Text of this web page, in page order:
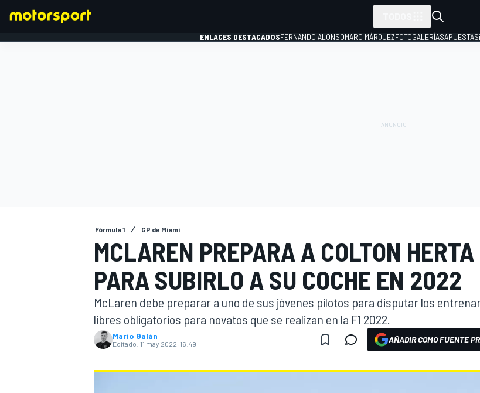
ENLACES DESTACADOSFERNANDO ALONSOMARC MÁRQUEZFOTOGALERÍASAPUESTAS
Fórmula 1 GP de Miami
MCLAREN PREPARA A COLTON HERTA
PARA SUBIRLO A SU COCHE EN 2022
McLaren debe preparar a uno de sus jóvenes pilotos para disputar los
libres obligatorios para novatos que se realizan en la F1 2022.
Mario Galán
Editado: 11 may 2022, 16:49 AÑADIR COMO FUENTE